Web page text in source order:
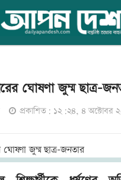
ঘোষণা জুম্ম ছাত্র-
প্রকাশিত: ১২:২৪, ৪ অক্টোবর